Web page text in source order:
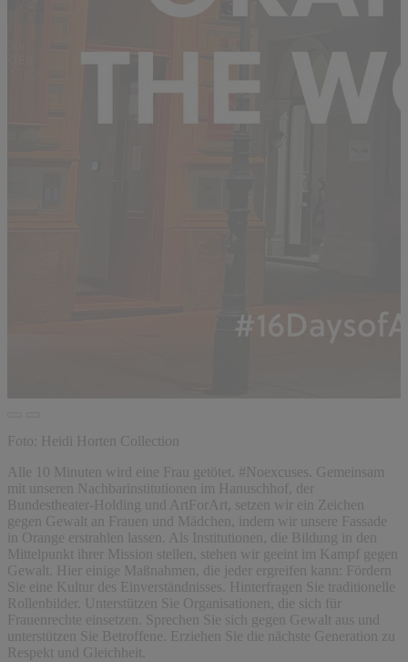
Foto: Heidi Horten Collection
Alle 10 Minuten wird eine Frau getötet. #Noexcuses. Gemeinsam
mit unseren Nachbarinstitutionen im Hanuschhof, der
Bundestheater-Holding und ArtForArt, setzen wir ein Zeichen
gegen Gewalt an Frauen und Mädchen, indem wir unsere Fassade
in Orange erstrahlen lassen. Als Institutionen, die Bildung in den
Mittelpunkt ihrer Mission stellen, stehen wir geeint im Kampf gegen
Gewalt. Hier einige Maßnahmen, die jeder ergreifen kann: Fördern
Sie eine Kultur des Einverständnisses. Hinterfragen Sie traditionelle
Rollenbilder. Unterstützen Sie Organisationen, die sich für
Frauenrechte einsetzen. Sprechen Sie sich gegen Gewalt aus und
unterstützen Sie Betroffene. Erziehen Sie die nächste Generation zu
Respekt und Gleichheit.